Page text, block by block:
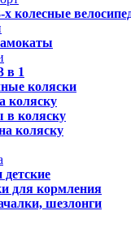
х колесные
в 1
коляски
коляску
в коляску
коляску
для кормления
шезлонги